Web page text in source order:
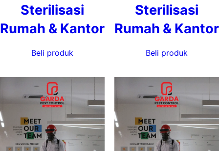
Sterilisasi
Rumah & Kantor
Beli produk
Sterilisasi
Rumah & Kantor
Beli produk